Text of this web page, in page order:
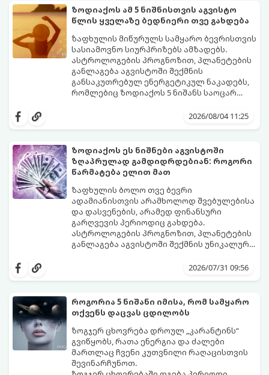
სურვილების გადადებასა და ხარჯების
მკაცრ კონტროლს. თუმცა, ახლა სიტუაცია
თანდათან შეიცვლება.
პრობლემები, რომლებიც უსასრულო
გეგონათ, უკან დაიხევს, ამასთან ერთად კი
გაჩნდება მეტი ნდობა მომავლის მიმართ.
რთული პერიოდის შემდეგ ეს ნიშნები
შეძლებენ ამოისუნთქონ და დაინახონ
ახალი შესაძლებლობები.
ზოდიაქოს ამ 5 ნიშნისთვის აგვისტო
წლის ყველაზე ბედნიერი თვე გახდება
ზაფხულის მიწურულს სამყარო ბევრისთვის
სასიამოვნო სიურპრიზებს ამზადებს.
ასტროლოგების პროგნოზით, პლანეტების
განლაგება აგვისტოში შექმნის
განსაკუთრებულ ენერგეტიკულ ნაკადებს,
რომლებიც ზოდიაქოს 5 ნიშანს საოცარ
ყველაზე ბედნიერი თვე აღმოჩნდება.
2026/08/04 11:25
ზოდიაქოს ეს ნიშნები აგვისტოში
ზღაპრულად გამდიდრდებიან: როგორი
წარმატება ელით მათ
ზაფხულის ბოლო თვე ბევრი
ადამიანისთვის არამხოლოდ შვებულებისა
და დასვენების, არამედ ფინანსური
გარღვევის პერიოდიც გახდება.
ასტროლოგების პროგნოზით, პლანეტების
განლაგება აგვისტოში შექმნის უნიკალურ
ზოდიაქოს 4 ნიშანს ფინანსური წარმატების
შორის, ვისაც აგვისტოში ფინანსური
2026/07/31 09:56
როგორია 5 ნიშანი იმისა, რომ სამყარო
თქვენს დაცვას ცდილობს
ზოგჯერ ცხოვრება დროულ „კარანტინს“
გვიწყობს, რათა ენერგია და ძალები
მართლაც ჩვენი კუთვნილი რაღაცისთვის
შევინარჩუნოთ.